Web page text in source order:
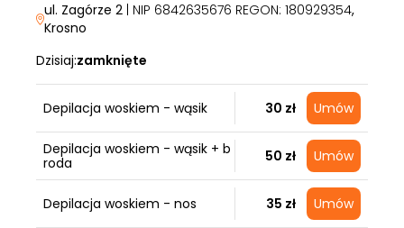
ul. Zagórze 2 | NIP 6842635676 REGON: 180929354,
Krosno
Dzisiaj:zamknięte
Depilacja woskiem - wąsik 30 zł Umów
Depilacja woskiem - wąsik + b
roda
50 zł Umów
Depilacja woskiem - nos 35 zł Umów